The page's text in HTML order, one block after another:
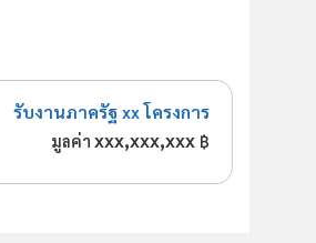
รับงานภาครัฐ xx โครงการ
มูลค่าxxx,xxx,xxx ฿